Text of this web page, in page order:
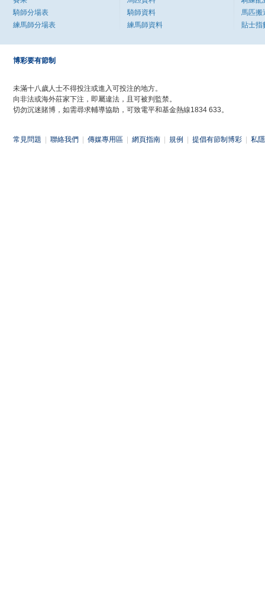
騎師分場表
練馬師分場表
騎師資料
練馬師資料
馬匹搬
貼士指
博彩要有節制
未滿十八歲人士不得投注或進入可投注的地方。
向非法或海外莊家下注，即屬違法，且可被判監禁。
切勿沉迷賭博，如需尋求輔導協助，可致電平和基金熱線1834 633。
常見問題 聯絡我們 傳媒專用區 網頁指南 規例 提倡有節制博彩 私